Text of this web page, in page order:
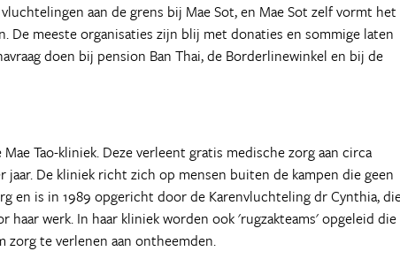
aan de grens bij Mae Sot, en Mae Sot zelf vormt het
meeste organisaties zijn blij met donaties en sommige laten
doen bij pension Ban Thai, de Borderlinewinkel en bij de
Tao-kliniek. Deze verleent gratis medische zorg aan circa
De kliniek richt zich op mensen buiten de kampen die geen
en is in 1989 opgericht door de Karenvluchteling dr Cynthia,
werk. In haar kliniek worden ook 'rugzakteams' opgeleid die
zorg te verlenen aan ontheemden.